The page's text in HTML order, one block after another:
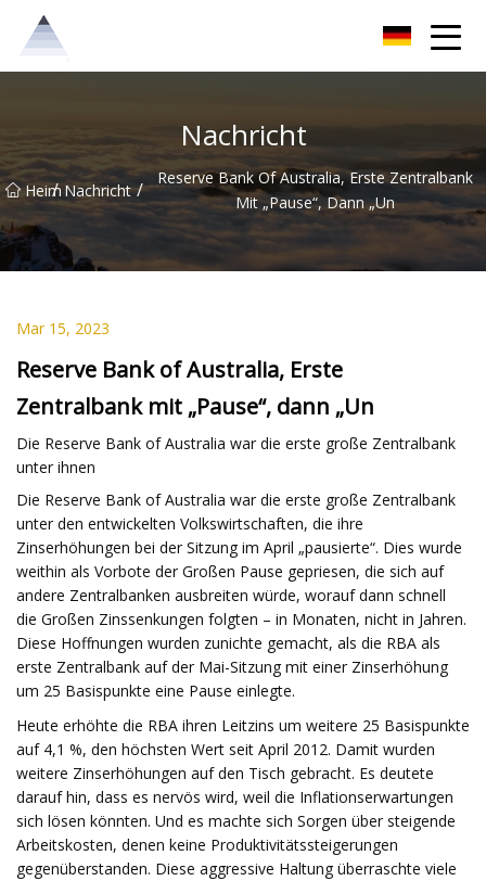
Nachricht
Heim
/ Nachricht /
Reserve Bank Of Australia, Erste Zentralbank
Mit „Pause“, Dann „Un
Mar 15, 2023
Reserve Bank of Australia, Erste
Zentralbank mit „Pause“, dann „Un
Die Reserve Bank of Australia war die erste große Zentralbank
unter ihnen
Die Reserve Bank of Australia war die erste große Zentralbank
unter den entwickelten Volkswirtschaften, die ihre
Zinserhöhungen bei der Sitzung im April „pausierte“. Dies wurde
weithin als Vorbote der Großen Pause gepriesen, die sich auf
andere Zentralbanken ausbreiten würde, worauf dann schnell
die Großen Zinssenkungen folgten – in Monaten, nicht in Jahren.
Diese Hoffnungen wurden zunichte gemacht, als die RBA als
erste Zentralbank auf der Mai-Sitzung mit einer Zinserhöhung
um 25 Basispunkte eine Pause einlegte.
Heute erhöhte die RBA ihren Leitzins um weitere 25 Basispunkte
auf 4,1 %, den höchsten Wert seit April 2012. Damit wurden
weitere Zinserhöhungen auf den Tisch gebracht. Es deutete
darauf hin, dass es nervös wird, weil die Inflationserwartungen
sich lösen könnten. Und es machte sich Sorgen über steigende
Arbeitskosten, denen keine Produktivitätssteigerungen
gegenüberstanden. Diese aggressive Haltung überraschte viele